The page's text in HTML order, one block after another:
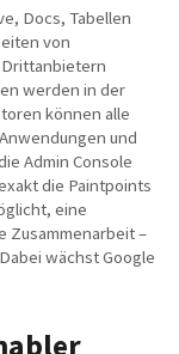
Docs, Tabellen
von
werden in der
können alle
und
Admin Console
die Paintpoints
eine
Zusammenarbeit –
wächst Google